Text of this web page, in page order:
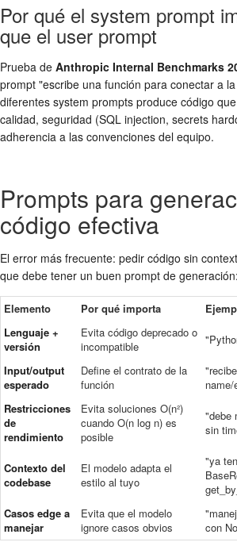
Por qué el system prompt
que el user prompt
Prueba de Anthropic Internal Benchmarks
prompt "escribe una función para conectar a
diferentes system prompts produce código
calidad, seguridad (SQL injection, secrets
adherencia a las convenciones del equipo.
Prompts para
código efectiva
El error más frecuente: pedir código sin
que debe tener un buen prompt de generación:
Elemento Por qué importa
Lenguaje +
versión
Evita código deprecado o
incompatible
Input/output
esperado
Define el contrato de la
función
Restricciones
de
rendimiento
Evita soluciones O(n²)
cuando O(n log n) es
posible
"debe
sin
Contexto del
codebase
El modelo adapta el
estilo al tuyo
"ya
Casos edge a
manejar
Evita que el modelo
ignore casos obvios
con